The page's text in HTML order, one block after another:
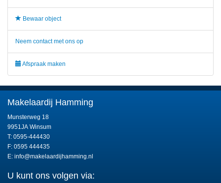
Bewaar object
Neem contact met ons op
Afspraak maken
Makelaardij Hamming
Munsterweg 18
9951JA Winsum
T: 0595-444430
F: 0595 444435
E: info@makelaardijhamming.nl
U kunt ons volgen via: